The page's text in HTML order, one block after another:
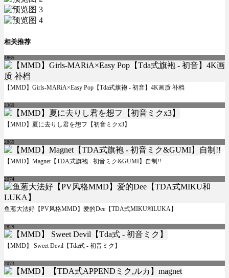
相关推荐
4865
【MMD】Girls-MARiA×Easy Pop【Tda式旗袍 - 初音】4K画质 补档
2369
【MMD】夏に去りし君を想フ【初音ミクx3】
2869
【MMD】Magnet【TDA式旗袍 - 初音ミク&GUMI】自制!!
2074
鱼葱大法好【PV风格MMD】爱的Dee【TDA式MIKU和LUKA】
2829
【MMD】 Sweet Devil【Tda式 - 初音ミク】
2073